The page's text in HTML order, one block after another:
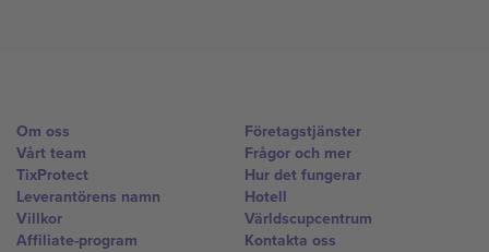
Om oss
Vårt team
TixProtect
Leverantörens namn
Villkor
Affiliate-program
Företagstjänster
Frågor och mer
Hur det fungerar
Hotell
Världscupcentrum
Kontakta oss